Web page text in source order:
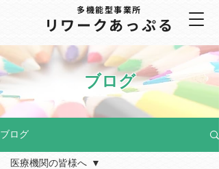
多機能型事業所
​リワークあっぷる
ブログ
ブログ
医療機関の皆様へ